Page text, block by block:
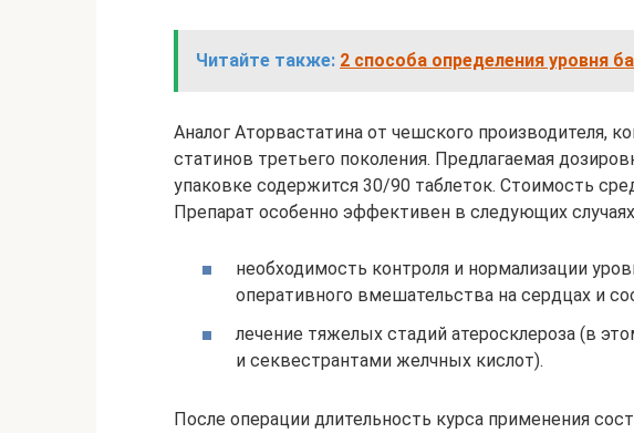
Читайте также: 2 способа определения уровня
Аналог Аторвастатина от чешского производителя,
статинов третьего поколения. Предлагаемая
упаковке содержится 30/90 таблеток. Стоимость
Препарат особенно эффективен в следующих
необходимость контроля и нормализации
оперативного вмешательства на сердцах и
лечение тяжелых стадий атеросклероза (в
и секвестрантами желчных кислот).
После операции длительность курса применения